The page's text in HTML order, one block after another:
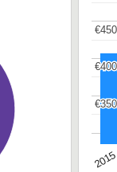
2015